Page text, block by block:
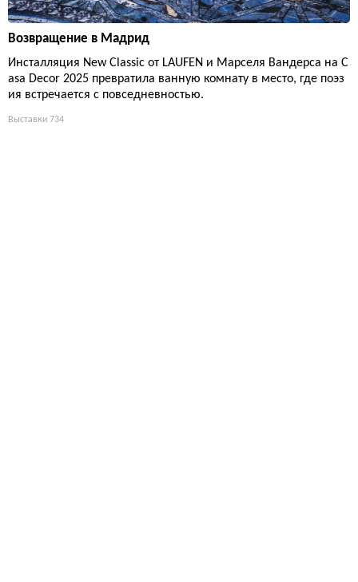
Возвращение в Мадрид
Инсталляция New Classic от LAUFEN и Марселя Вандерса на C
asa Decor 2025 превратила ванную комнату в место, где поэз
ия встречается с повседневностью.
Выставки 734